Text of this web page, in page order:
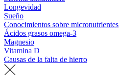
Longevidad
Sueño
Conocimientos sobre micronutrientes
Ácidos grasos omega-3
Magnesio
Vitamina D
Causas de la falta de hierro